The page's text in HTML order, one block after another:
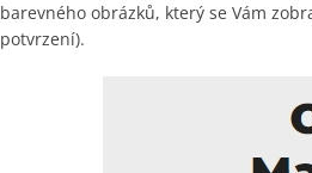
barevného obrázků, který se Vám
potvrzení).